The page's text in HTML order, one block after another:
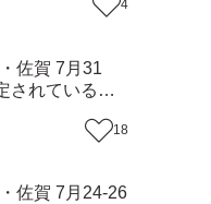
4
佐賀 7月31
されているイ
18
佐賀 7月24-26